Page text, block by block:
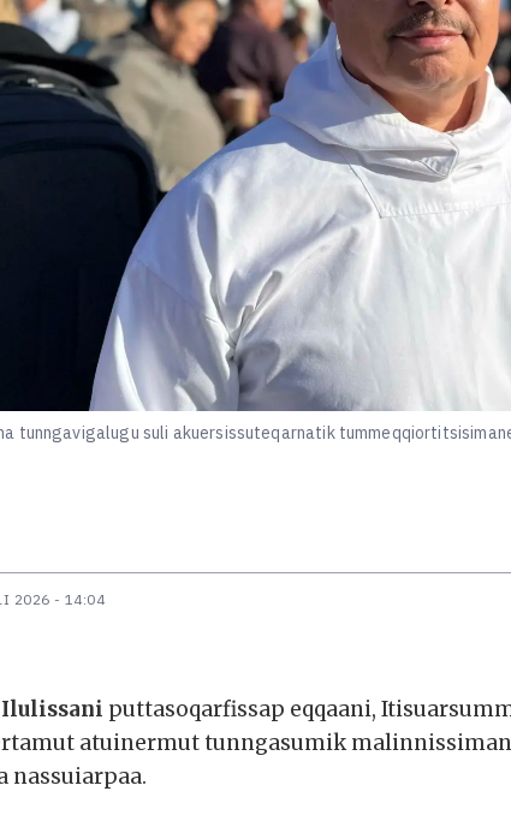
tunngavigalugu suli akuersissuteqarnatik
2026 - 14:04
Ilulissani puttasoqarfissap eqqaani,
atuinermut tunngasumik
nassuiarpaa.